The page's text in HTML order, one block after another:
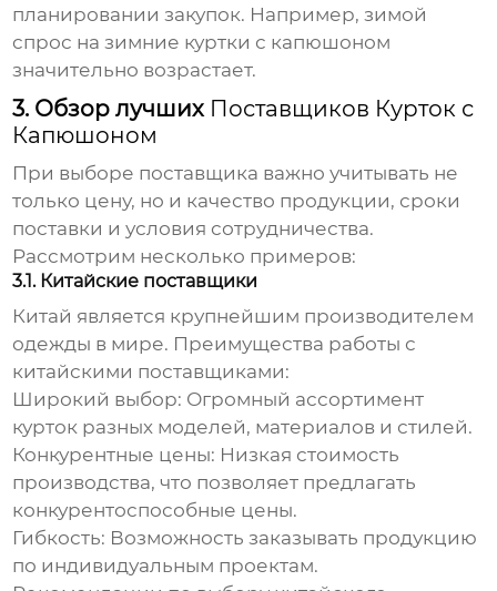
планировании закупок. Например, зимой
спрос на зимние куртки с капюшоном
значительно возрастает.
3. Обзор лучших Поставщиков Курток с
Капюшоном
При выборе поставщика важно учитывать не
только цену, но и качество продукции, сроки
поставки и условия сотрудничества.
Рассмотрим несколько примеров:
3.1. Китайские поставщики
Китай является крупнейшим производителем
одежды в мире. Преимущества работы с
китайскими поставщиками:
Широкий выбор: Огромный ассортимент
курток разных моделей, материалов и стилей.
Конкурентные цены: Низкая стоимость
производства, что позволяет предлагать
конкурентоспособные цены.
Гибкость: Возможность заказывать продукцию
по индивидуальным проектам.